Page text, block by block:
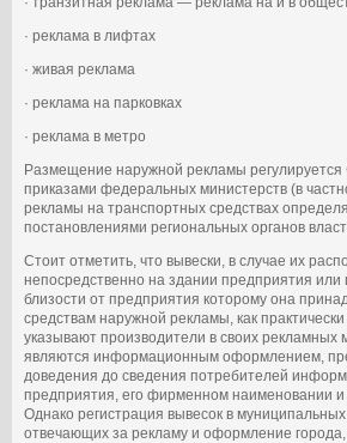
· реклама в лифтах
· живая реклама
· реклама на парковках
· реклама в метро
Размещение наружной рекламы
приказами федеральных министерств (в
рекламы на транспортных средствах
постановлениями региональных органов
Стоит отметить, что вывески, в случае их
непосредственно на здании предприятия или
близости от предприятия которому она
средствам наружной рекламы, как
указывают производители в своих рекламных
являются информационным оформлением,
доведения до сведения потребителей
предприятия, его фирменном наименовании и
Однако регистрация вывесок в
отвечающих за рекламу и оформление города,